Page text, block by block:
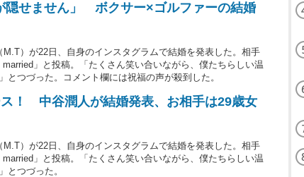
隠せません」 ボクサー×ゴルファーの結婚
）が22日、自身のインスタグラムで結婚を発表した。相手
」と投稿。「たくさん笑い合いながら、僕たちらしい温
つづった。コメント欄には祝福の声が殺到した。
！ 中谷潤人が結婚発表、お相手は29歳女
）が22日、自身のインスタグラムで結婚を発表した。相手
」と投稿。「たくさん笑い合いながら、僕たちらしい温
とつづった。